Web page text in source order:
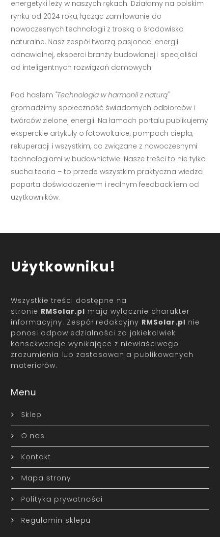
energetyki leży w naszych rękach. Działamy na polskim
rynku od 2024 roku, łącząc zamiłowanie do
nowoczesnych technologii z troską o środowisko
naturalne. Nasz zespół tworzą pasjonaci energii
odnawialnej, eksperci branży budowlanej i specjaliści
od inteligentnych rozwiązań domowych.
Pod hasłem "Technologia w harmonii z naturą"
gromadzimy społeczność świadomych odbiorców i
twórców zielonej energii. Na łamach portalu publikujemy
eksperckie artykuły o fotowoltaice, pompach ciepła,
rekuperacji i wszystkim, co związane z nowoczesnymi
technologiami w budownictwie. Nasze treści to nie tylko
sucha teoria – to przede wszystkim praktyczna wiedza
poparta doświadczeniem i realnym feedback'iem od
użytkowników.
Użytkowniku!
Wszystkie treści dostępne na
stronie RMSolar.pl mają wyłącznie charakter
informacyjny. Zespół redakcyjny RMSolar.pl nie
ponosi odpowiedzialności za jakiekolwiek
konsekwencje wynikające z niewłaściwego
zrozumienia lub zastosowania publikowanych
materiałów.
Menu
Sklep
O nas
Kontakt
Mapa strony
Polityka prywatności
Regulamin sklepu